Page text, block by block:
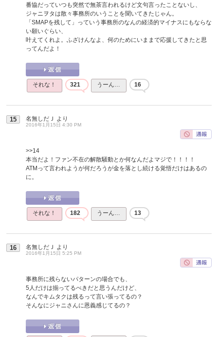
番協だっていつも突然で無茶言われるけど文句言ったことないし、
ジャニヲタは散々事務所のいうことを聞いてきたじゃん。
「SMAPを残して」っていう事務所のなんの経済的マイナスにもならな
い願いぐらい、
叶えてくれよ。ふざけんなよ、何のためにいままで応援してきたと思
ってんだよ！
それな！ 321 うーん… 16
15 名無しだＪ より
2016年1月15日 4:30 PM
>>14
本当だよ！ファン不在の解散騒動とか何なんだよマジで！！！！
ATMって言われようが何だろうが金を落とし続ける覚悟だけはあるの
に。
それな！ 182 うーん… 13
16 名無しだＪ より
2016年1月15日 5:25 PM
事務所に残らないパターンの場合でも、
5人だけは揃ってるべきだと思うんだけど、
なんでキムタクは残るって言い張ってるの？
そんなにジャニさんに恩義感じてるの？